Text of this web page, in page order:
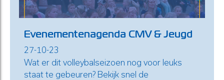
Evenementenagenda CMV & Jeugd
27-10-23
Wat er dit volleybalseizoen nog voor leuks
staat te gebeuren? Bekijk snel de